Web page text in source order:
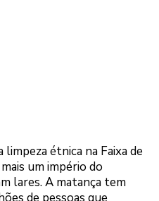
étnica na Faixa de
um império do
lares. A matança tem